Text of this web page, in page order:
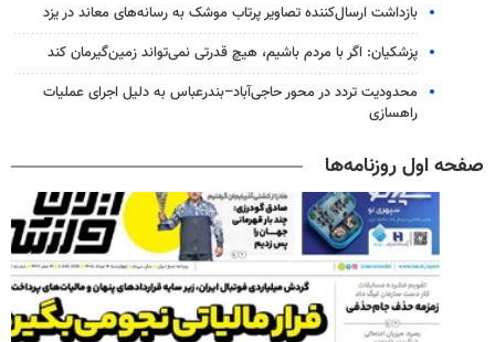
بازداشت ارسال‌کننده تصاویر پرتاب موشک به رسانه‌های معاند در یزد
پزشکیان: اگر با مردم باشیم، هیچ قدرتی نمی‌تواند زمین‌گیرمان کند
محدودیت تردد در محور حاجی‌آباد–بندرعباس به دلیل اجرای عملیات
راهسازی
صفحه اول روزنامه‌ها